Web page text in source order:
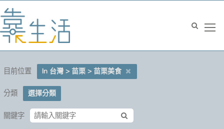
目前位置 In 台灣 > 苗栗 > 苗栗美食
分類 選擇分類
關鍵字